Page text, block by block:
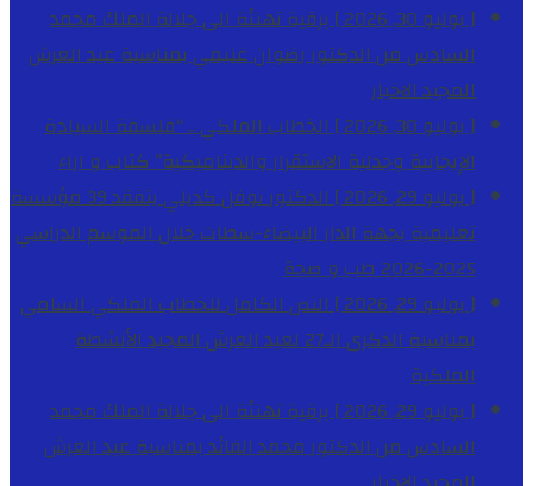
[ يوليو 30, 2026 ]
برقية تهنئة الى جلالة الملك محمد
السادس من الدكتور رضوان غنيمي بمناسبة عيد العرش
المجيدالاخبار
[ يوليو 30, 2026 ]
الخطاب الملكي .. “فلسفة السيادة
الإيجابية وجدلية الاستقرار والديناميكية”كتاب و اراء
[ يوليو 29, 2026 ]
الدكتور نوفل كديلي يتفقد 39 مؤسسة
تعليمية بجهة الدار البيضاء-سطات خلال الموسم الدراسي
2025-2026
طب و صحة
[ يوليو 29, 2026 ]
النص الكامل للخطاب الملكي السامي
بمناسبة الذكرى الـ27 لعيد العرش المجيد
الأنشطة
الملكية
[ يوليو 29, 2026 ]
برقية تهنئة الى جلالة الملك محمد
السادس من الدكتور محمد الفائد بمناسبة عيد العرش